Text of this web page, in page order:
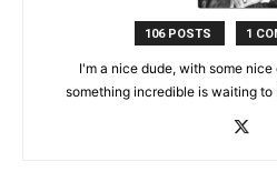
106 POSTS 1
I'm a nice dude, with some nice
something incredible is waiting